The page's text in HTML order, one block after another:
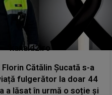
kanald2.ro
Cătălin Șucată s-a
fulgerător la doar 44
a lăsat în urmă o soție și